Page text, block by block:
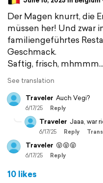
Der Magen knurrt, die
müssen her! Und zwar
familiengeführtes
Geschmack.
Saftig, frisch,
See translation
Traveler Auch Vegi?
6/17/25 Reply
Traveler Jaaa, war
6/17/25 Reply
Traveler 😝😝😝
6/17/25 Reply
10 likes